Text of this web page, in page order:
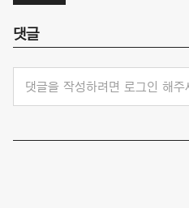
댓글
댓글을 작성하려면 로그인 해주